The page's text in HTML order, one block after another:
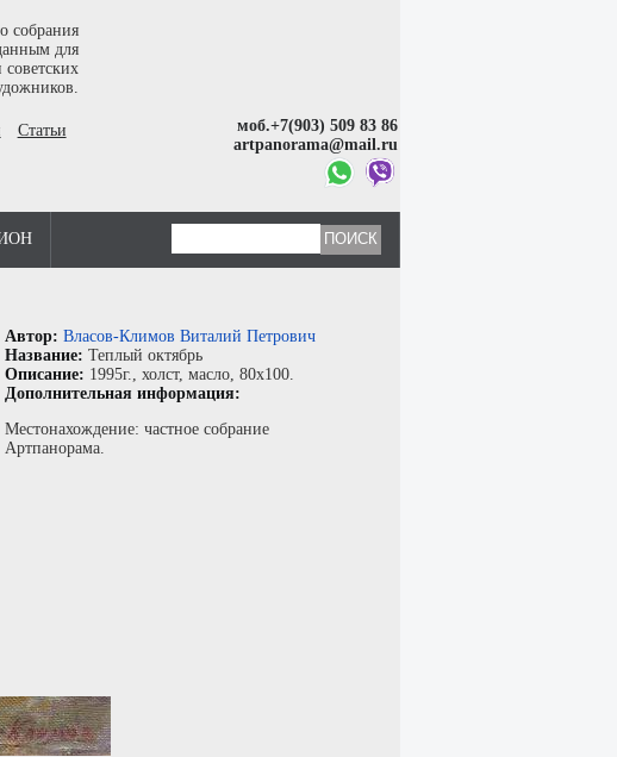
собрания
для
Статьи
моб.+7(903) 509 83 86
artpanorama@mail.ru
Автор: Власов-Климов Виталий Петрович
Название: Теплый октябрь
Описание: 1995г., холст, масло, 80x100.
Дополнительная информация:
Местонахождение: частное собрание
Артпанорама.